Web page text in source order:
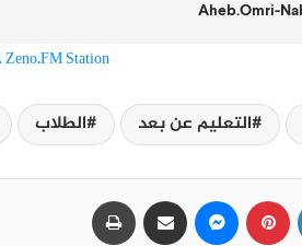
Zeno.FM Station
التعليم عن بعد الطلاب